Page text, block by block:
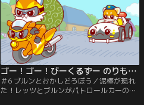
ゴー！ゴー！びーくるずー のりものスター編 第06話
＃6 ブルンとおかしどろぼう／泥棒が現れ
た！レッツとブルンがパトロールカーのコ